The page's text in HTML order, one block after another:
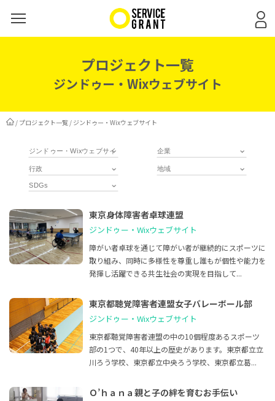
プロジェクト一覧
ジンドゥー・Wixウェブサイト
/ プロジェクト一覧 / ジンドゥー・Wixウェブサイト
東京身体障害者卓球連盟
ジンドゥー・Wixウェブサイト
障がい者卓球を通じて障がい者が継続的にスポーツに
取り組み、同時に多様性を尊重し誰もが個性や能力を
発揮し活躍できる共生社会の実現を目指して...
東京都聴覚障害者連盟女子バレーボール部
ジンドゥー・Wixウェブサイト
東京都聴覚障害者連盟の中の10個程度あるスポーツ
部の1つで、40年以上の歴史があります。東京都立立
川ろう学校、東京都立中央ろう学校、東京都立葛...
Ｏ’ｈａｎａ親と子の絆を育むお手伝い